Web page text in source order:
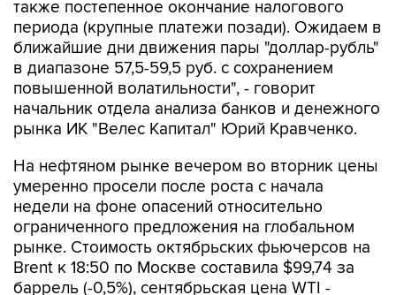
также постепенное окончание налогового
периода (крупные платежи позади). Ожидаем в
ближайшие дни движения пары "доллар-рубль"
в диапазоне 57,5-59,5 руб. с сохранением
повышенной волатильности", - говорит
начальник отдела анализа банков и денежного
рынка ИК "Велес Капитал" Юрий Кравченко.
На нефтяном рынке вечером во вторник цены
умеренно просели после роста с начала
недели на фоне опасений относительно
ограниченного предложения на глобальном
рынке. Стоимость октябрьских фьючерсов на
Brent к 18:50 по Москве составила $99,74 за
баррель (-0,5%), сентябрьская цена WTI -